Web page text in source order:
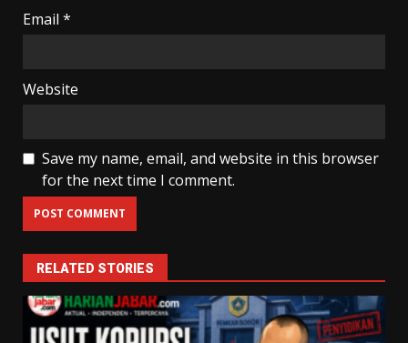
Email *
Website
Save my name, email, and website in this browser
for the next time I comment.
RELATED STORIES